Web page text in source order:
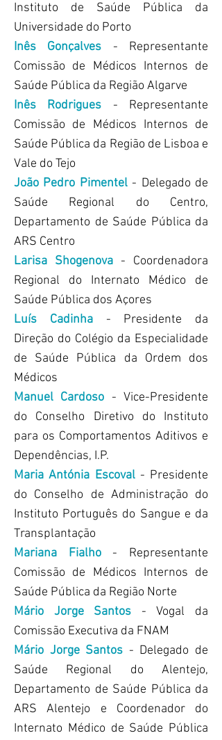
Instituto de Saúde Pública da
Universidade do Porto
Inês Gonçalves - Representante
Comissão de Médicos Internos de
Saúde Pública da Região Algarve
Inês Rodrigues - Representante
Comissão de Médicos Internos de
Saúde Pública da Região de Lisboa e
Vale do Tejo
João Pedro Pimentel- Delegado de
Saúde Regional do Centro,
Departamento de Saúde Pública da
ARS Centro
Larisa Shogenova - Coordenadora
Regional do Internato Médico de
Saúde Pública dos Açores
Luís Cadinha- Presidente da
Direção do Colégio da Especialidade
de Saúde Pública da Ordem dos
Médicos
Manuel Cardoso - Vice-Presidente
do Conselho Diretivo do Instituto
para os Comportamentos Aditivos e
Dependências, I.P.
Maria Antónia Escoval- Presidente
do Conselho de Administração do
Instituto Português do Sangue e da
Transplantação
Mariana Fialho- Representante
Comissão de Médicos Internos de
Saúde Pública da Região Norte
Mário Jorge Santos - Vogal da
Comissão Executiva da FNAM
Mário Jorge Santos - Delegado de
Saúde Regional do Alentejo,
Departamento de Saúde Pública da
ARS Alentejo e Coordenador do
Internato Médico de Saúde Pública